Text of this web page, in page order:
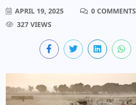
APRIL 19, 2025
0 COMMENTS
327 VIEWS